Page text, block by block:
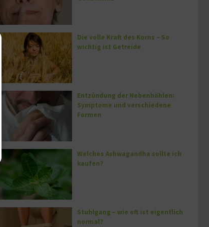
Die volle Kraft des Korns – So
wichtig ist Getreide
Entzündung der Nebenhöhlen:
Symptome und verschiedene
Formen
Welches Ashwagandha sollte ich
kaufen?
Stuhlgang – wie oft ist eigentlich
normal?